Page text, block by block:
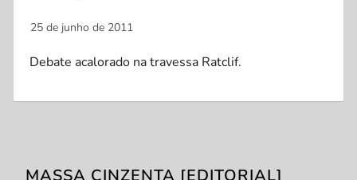
Debate acalorado na travessa Ratclif.
MASSA CINZENTA [EDITORIAL]